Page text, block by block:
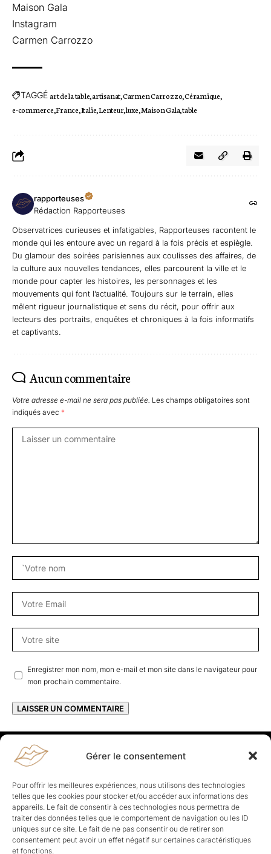
Gérer le consentement
Pour offrir les meilleures expériences, nous utilisons des technologies
telles que les cookies pour stocker et/ou accéder aux informations des
appareils. Le fait de consentir à ces technologies nous permettra de
traiter des données telles que le comportement de navigation ou les ID
uniques sur ce site. Le fait de ne pas consentir ou de retirer son
consentement peut avoir un effet négatif sur certaines caractéristiques
et fonctions.
Maison Gala
Instagram
Carmen Carrozzo
TAGGÉart de la table artisanat Carmen Carrozzo Céramique
e-commerce France Italie Lenteur luxe Maison Gala table
rapporteuses
Rédaction Rapporteuses
Observatrices curieuses et infatigables, Rapporteuses racontent le
monde qui les entoure avec un regard à la fois précis et espiègle.
Du glamour des soirées parisiennes aux coulisses des affaires, de
la culture aux nouvelles tendances, elles parcourent la ville et le
monde pour capter les histoires, les personnages et les
mouvements qui font l’actualité. Toujours sur le terrain, elles
mêlent rigueur journalistique et sens du récit, pour offrir aux
lecteurs des portraits, enquêtes et chroniques à la fois informatifs
et captivants.
Aucun commentaire
Votre adresse e-mail ne sera pas publiée. Les champs obligatoires sont
indiqués avec *
Enregistrer mon nom, mon e-mail et mon site dans le navigateur pour
mon prochain commentaire.
Rapporteuses
À propos de Rapporteuses :Rapporteuses, c’est l’histoire de
Parisiennes, bien dans leurs baskets qui aiment rapporter ce qui leur
cause, leur apporte et leur rapporte !
Les Topics
Société Politique Business Culture
Sport
Lifestyle